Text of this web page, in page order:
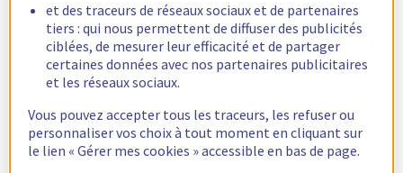
et des traceurs de réseaux sociaux et de partenaires
tiers : qui nous permettent de diffuser des publicités
ciblées, de mesurer leur efficacité et de partager
certaines données avec nos partenaires publicitaires
et les réseaux sociaux.
Vous pouvez accepter tous les traceurs, les refuser ou
personnaliser vos choix à tout moment en cliquant sur
le lien « Gérer mes cookies » accessible en bas de page.